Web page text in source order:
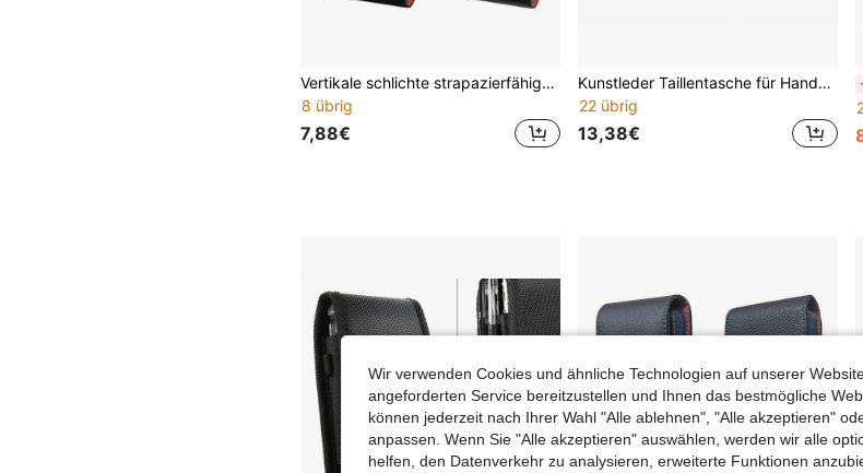
Vertikale schlichte strapazierfähige Handy-Taillentasche Gürtelholster Herren-Quer-Taillentasche Senioren-Hose Gürtel Lederhülle universell
8 übrig
7,88€
Kunstleder Taillentasche für Handy Vintage Kuhfell Muster Handy Taillentasche geeignet für 6,1" - 7,2" Zoll Universal Gürteltasche
22 übrig
13,38€
Wir verwenden Cookies und ähnliche Technologien auf unserer
angeforderten Service bereitzustellen und Ihnen das bestmögliche
können jederzeit nach Ihrer Wahl "Alle ablehnen", "Alle akzeptieren"
anpassen. Wenn Sie "Alle akzeptieren" auswählen, werden wir alle
helfen, den Datenverkehr zu analysieren, erweiterte Funktionen